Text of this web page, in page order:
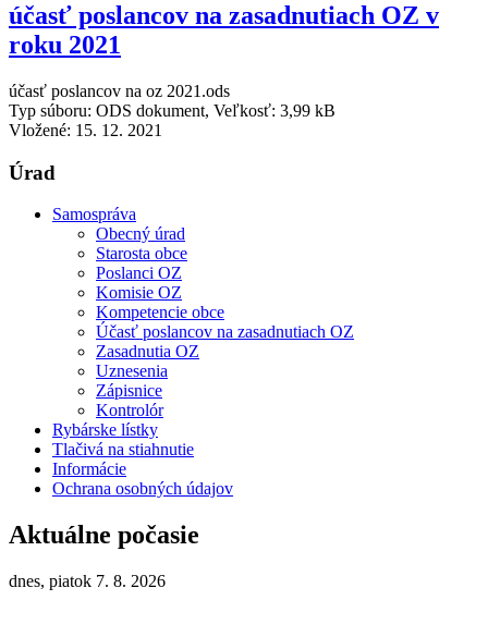
účasť poslancov na zasadnutiach OZ v
roku 2021
účasť poslancov na oz 2021.ods
Typ súboru: ODS dokument, Veľkosť: 3,99 kB
Vložené: 15. 12. 2021
Úrad
Samospráva
Obecný úrad
Starosta obce
Poslanci OZ
Komisie OZ
Kompetencie obce
Účasť poslancov na zasadnutiach OZ
Zasadnutia OZ
Uznesenia
Zápisnice
Kontrolór
Rybárske lístky
Tlačivá na stiahnutie
Informácie
Ochrana osobných údajov
Aktuálne počasie
dnes, piatok 7. 8. 2026